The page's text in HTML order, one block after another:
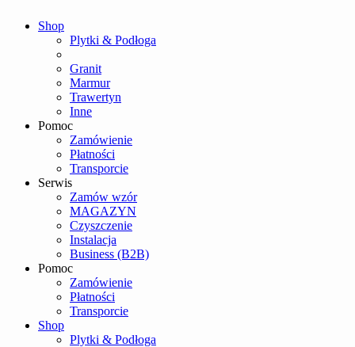
Shop
Plytki & Podłoga
Granit
Marmur
Trawertyn
Inne
Pomoc
Zamówienie
Płatności
Transporcie
Serwis
Zamów wzór
MAGAZYN
Czyszczenie
Instalacja
Business (B2B)
Pomoc
Zamówienie
Płatności
Transporcie
Shop
Plytki & Podłoga